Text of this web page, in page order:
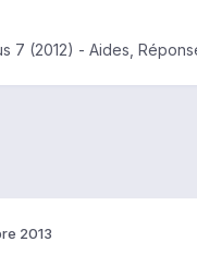
7 (2012) - Aides,
2013